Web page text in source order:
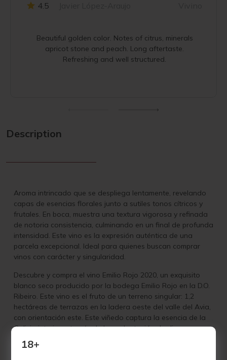
18+
4.5
Beautiful golden color. Notes of citrus, minerals
apricot stone and peach. Long aftertaste.
Refreshing and well structured.
Description
Aroma intrincado que se despliega lentamente, revelando
capas de esencias florales junto a sutiles tonos cítricos y
frutales. En boca, muestra una textura vigorosa y refinada
de notoria consistencia, culminando en un final de profunda
intensidad. Este vino es la expresión auténtica de una
parcela excepcional. Ideal para quienes buscan comprar
vinos con carácter y singularidad.
Descubre y compra el vino Emilio Rojo 2020, un exquisito
blanco seco producido por la bodega Emilio Rojo en la D.O.
Ribeiro. Este vino es el fruto de un terreno singular: 1,2
hectáreas de terrazas en la ladera oeste del valle del Avia,
con orientación este. Este viñedo captura la esencia de la
Galicia interior a través de la coplantación de diversas
variedades sobre un suelo de sábrego, dentro de un
enfoque de viticultura de colleiteiro, donde cada viña y